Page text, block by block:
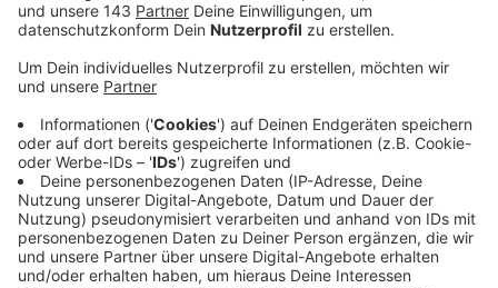
zweite Mann in der Kreisverwaltung. Vor seinem
Wechsel nach Schwelm stand der 49-Jährige als
Umwelt- und Ordnungsdezernent in Hagen in der
Verantwortung, davor war der zweifache
Familienvater zehn Jahre Beigeordneter seiner
Heimatstadt Menden im Märkischen Kreis. Als
Kreisdirektor ist er Nachfolger von Paul Höller.
Dieser war nur 18 Monate Kreisdirektor und ist im
Juni 2022 vorzeitig aus seinem Amt
ausgeschieden, weil er als Staatssekretär in die
NRW-Landesregierung gewechselt ist. Der neue